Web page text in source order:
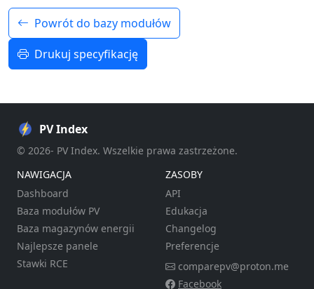
Powrót do bazy modułów
Drukuj specyfikację
PV Index
© 2026- PV Index. Wszelkie prawa zastrzeżone.
NAWIGACJA
Dashboard
Baza modułów PV
Baza magazynów energii
Najlepsze panele
Stawki RCE
ZASOBY
API
Edukacja
Changelog
Preferencje
comparepv@proton.me
Facebook